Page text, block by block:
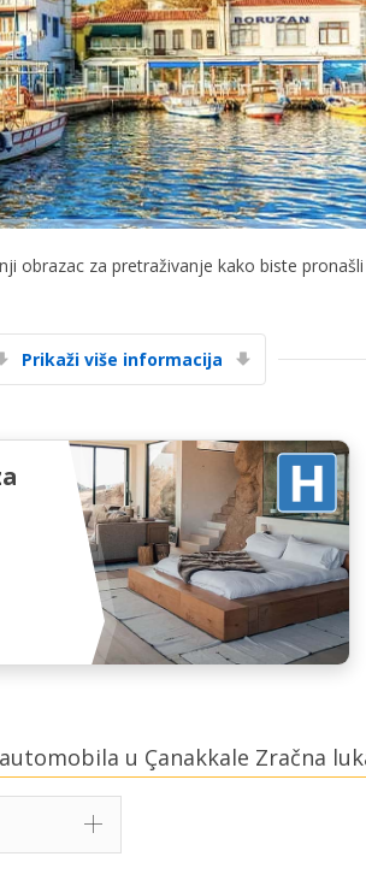
Posebni popusti
Pristupite
dobavljača
Prijava
obrazac za pretraživanje kako biste
Prikaži više informacija
u Çanakkale Zračna